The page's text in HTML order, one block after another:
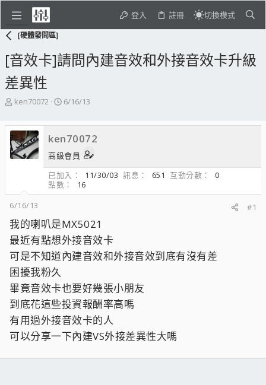
登入 註冊 切換模式
[硬體發問區]
[音效卡]請問內建音效和外接音效卡升級
差異性
主
發
起
人
ken70072
開
日
期
6/16/13
ken70072
高級會員
已加入
11/30/03 訊息 651 互動分數
0
點數
16
6/16/13
#1
我的喇叭是MX5021
最近有點想外接音效卡
可是不知道內建音效和外接音效到底有沒有差
困擾我粉久
畢竟音效卡也要好幾張小朋友
到底花這些投資報酬率高嗎
有用過外接音效卡的人
可以分享一下內建VS外接差異性大嗎